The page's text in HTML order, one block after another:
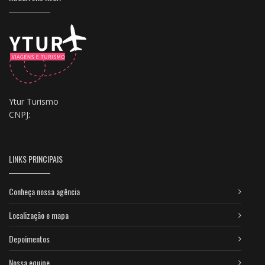
Ytur Turismo
CNPJ:
LINKS PRINCIPAIS
Conheça nossa agência
Localização e mapa
Depoimentos
Nossa equipe